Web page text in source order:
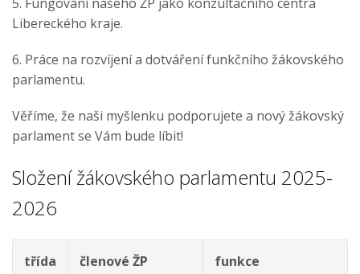
Libereckého kraje.
6. Práce na rozvíjení a dotváření funkčního žákovského
parlamentu.
Věříme, že naši myšlenku podporujete a nový žákovský
parlament se Vám bude líbit!
Složení žákovského parlamentu 2025-
2026
třída členové ŽP funkce